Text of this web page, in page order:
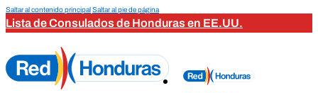
Saltar al contenido principalSaltar al pie de página
Lista de Consulados de Honduras en EE.UU.